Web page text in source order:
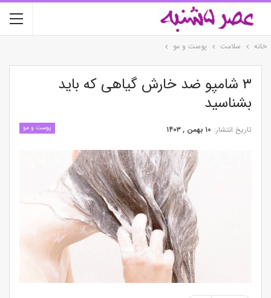
خانه سلامت پوست و مو
۳ شامپو ضد خارش گیاهی که باید
بشناسید
پوست و مو تاریخ انتشار: ۱۰ بهمن , ۱۴۰۳